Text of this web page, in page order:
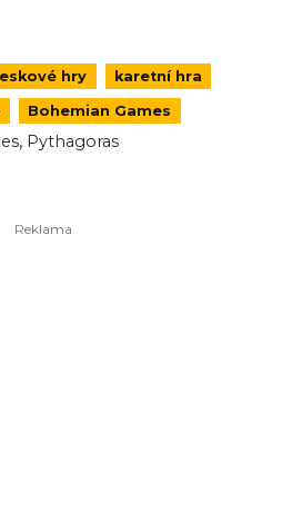
hry karetní hra
Bohemian Games
, Pythagoras